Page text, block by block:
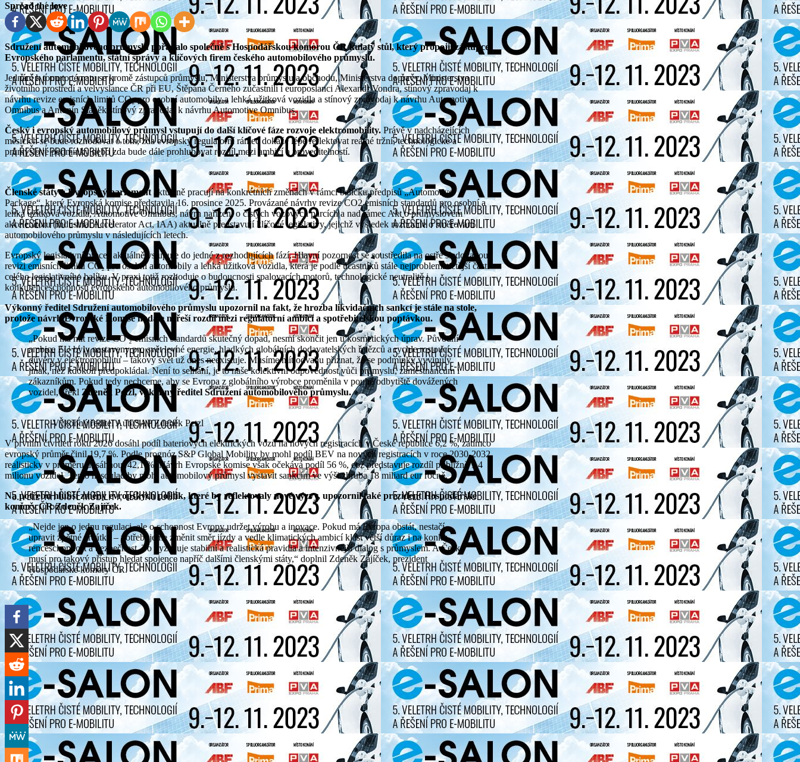
Spread the love
Sdružení automobilového průmyslu pořádalo společně s Hospodářskou komorou ČR kulatý stůl, který propojil zástupce
Evropského parlamentu, státní správy a klíčových firem českého automobilového průmyslu.
Jednání k tomuto tématu se kromě zástupců průmyslu, Ministerstva průmyslu a obchodu, Ministerstva dopravy, Ministerstva
životního prostředí a velvyslance ČR při EU, Štěpána Černého zúčastnili i europoslanci Alexandr Vondra, stínový zpravodaj k
návrhu revize emisních limitů CO₂ pro osobní automobily a lehká užitková vozidla a stínový zpravodaj k návrhu Automotive
Omnibus a Antonín Staněk stínový zpravodaj k návrhu Automotive Omnibus.
Český i evropský automobilový průmysl vstupují do další klíčové fáze rozvoje elektromobility. Právě v nadcházejících
měsících se bude rozhodovat o tom, zda evropský regulatorní rámec dokáže lépe reflektovat reálné tržní, technologické a
průmyslové podmínky nebo zda bude dále prohlubovat rozdíl mezi ambicí a proveditelností.
Členské státy a Evropský parlamentaktuálně pracují na konkrétních změnách v rámci balíčku předpisů „Automotive
Package“, který Evropská komise představila 16. prosince 2025. Provázané návrhy revize CO2 emisních standardů pro osobní a
lehká užitková vozidla, Automotive Omnibus, návrh nařízení o čistých vozových parcích a nad rámec Akt o průmyslovém
akcelerátoru (Industrial Accelerator Act, IAA) aktuálně představují klíčové legislativy, jejichž výsledek rozhodne o směřování
automobilového průmyslu v následujících letech.
Evropský legislativní proces aktuálně vstupuje do jedné z rozhodujících fází. Hlavní pozornost se soustředila na ostře sledovanou
revizi emisních limitů CO₂ pro osobní automobily a lehká užitková vozidla, která je podle účastníků stále nejproblematičtější částí
celého legislativního balíku. V praxi totiž rozhoduje o budoucnosti spalovacích motorů, technologické neutralitě i
konkurenceschopnosti evropského automobilového průmyslu.
Výkonný ředitel Sdružení automobilového průmyslu upozornil na fakt, že hrozba likvidačních sankcí je stále na stole,
protože návrh Evropské Komise nadále neřeší rozdíl mezi regulatorní ambicí a spotřebitelskou poptávkou.
„Pokud má mít revize CO ₂ emisních standardů skutečný dopad, nesmí skončit jen u kosmetických úprav. Původní
ambice EU byly nastaveny pro svět levné energie, hladkých globálních dodavatelských řetězců a rychle rostoucí
důvěry v elektromobilitu – takový svět už dnes neexistuje. Musíme mít odvahu přiznat, že se podmínky vyvinuly
jinak, než kdokoli předpokládal. Není to selhání, je to naše kolektivní odpovědnost vůči průmyslu, zaměstnancům i
zákazníkům. Pokud tedy nechceme, aby se Evropa z globálního výrobce proměnila v pouhé odbytiště dovážených
vozidel,“ řekl Zdeněk Petzl, výkonný ředitel Sdružení automobilového průmyslu.
Výkonný ředitel AutoSAP Zdeněk Petzl
V prvním čtvrtletí roku 2026 dosáhl podíl bateriových elektrických vozů na nových registracích v České republice 6,2 %, zatímco
evropský průměr činil 19,7 %. Podle prognóz S&P Global Mobility by mohl podíl BEV na nových registracích v roce 2030-2032
realisticky v průměru dosáhnout 42,1 %. Návrh Evropské komise však očekává podíl 56 %, což představuje rozdíl přibližně 1,4
milionu vozidel. Tento nesoulad by mohl automobilový průmysl vystavit sankcím ve výši zhruba 18 miliard eur ročně.
Na potřebu hlubší změny evropských politik, které by reflektovaly nové výzvy, upozornil také prezident Hospodářské
komory ČR Zdeněk Zajíček.
„Nejde jen o jednu regulaci, ale o schopnost Evropy udržet výrobu a inovace. Pokud má Evropa obstát, nestačí
upravit zpětné zrcátko – potřebujeme změnit směr jízdy a vedle klimatických ambicí klást větší důraz i na konku-
renceschopnost a bezpečnost. To vyžaduje stabilní a realistická pravidla a intenzivnější dialog s průmyslem. A Česko
musí pro takový přístup hledat spojence napříč dalšími členskými státy,“ doplnil Zdeněk Zajíček, prezident
Hospodářské komory ČR.